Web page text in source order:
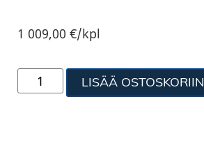
1 009,00€/kpl
LISÄÄ OSTOSKORIIN